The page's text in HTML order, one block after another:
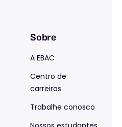
Sobre
A EBAC
Centro de
carreiras
Trabalhe conosco